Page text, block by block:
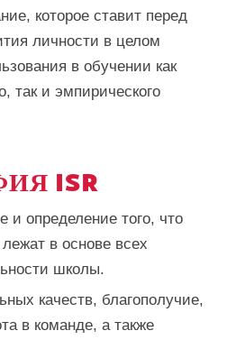
которое ставит перед
личности в целом
в обучении как
так и эмпирического
ISR
и определение того, что
в основе всех
школы.
качеств, благополучие,
в команде, а также